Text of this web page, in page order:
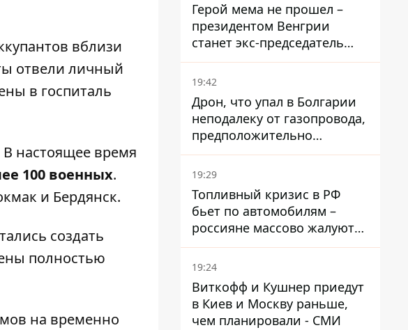
вблизи
отвели личный
в госпиталь
настоящее время
100 военных.
и Бердянск.
создать
полностью
на временно
Герой мема не прошел –
президентом Венгрии
станет экс-председатель
Верховного Суда, которого
критиковал Орбан.
19:42
Дрон, что упал в Болгарии
неподалеку от газопровода,
предположительно
украинский - Минобороны
страны
19:29
Топливный кризис в РФ
бьет по автомобилям –
россияне массово жалуются
на поломки из-за
некачественного бензина
19:24
Виткофф и Кушнер приедут
в Киев и Москву раньше,
чем планировали - СМИ